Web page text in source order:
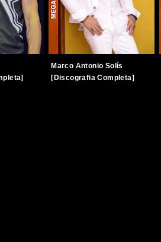
Marco Antonio Solís
[Discografia Completa]